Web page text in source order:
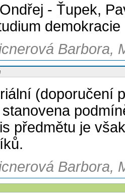
- Ťupek,
Barbora,
(doporučení
předmětu je
Barbora,